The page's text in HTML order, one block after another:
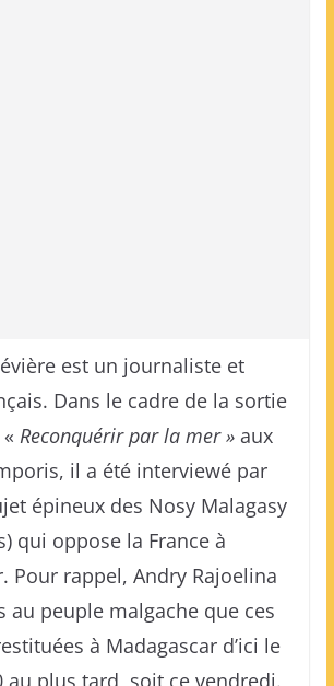
est un journaliste et
Dans le cadre de la sortie
Reconquérir par la mer »aux
il a été interviewé par
épineux des Nosy Malagasy
qui oppose la France à
Pour rappel, Andry Rajoelina
au peuple malgache que ces
à Madagascar d’ici le
au plus tard, soit ce vendredi.